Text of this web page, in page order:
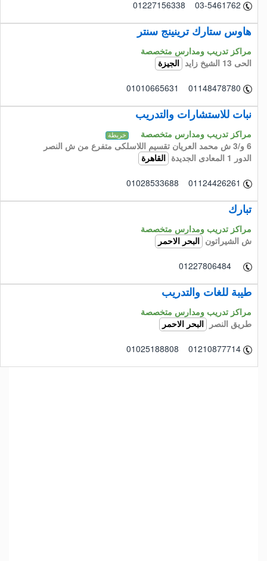
01227156338 03-5461762
هاوس ستارك ترينينج سنتر
مراكز تدريب ومدارس متخصصة
الحى 13 الشيخ زايد
الجيزة
01010665631 01148478780
نبات للاستشارات والتدريب
مراكز تدريب ومدارس متخصصة خريطة
6 و/3 ش محمد العريان تقسيم اللاسلكى متفرع من ش النصر
الدور 1 المعادى الجديدة
القاهرة
01028533688 01124426261
تبارك
مراكز تدريب ومدارس متخصصة
ش الشيراتون
البحر الاحمر
01227806484
طيبة للغات والتدريب
مراكز تدريب ومدارس متخصصة
طريق النصر
البحر الاحمر
01025188808 01210877714